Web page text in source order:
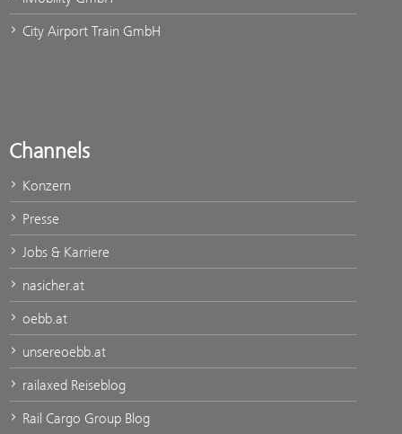
City Airport Train GmbH
Channels
Konzern
Presse
Jobs & Karriere
nasicher.at
oebb.at
unsereoebb.at
railaxed Reiseblog
Rail Cargo Group Blog